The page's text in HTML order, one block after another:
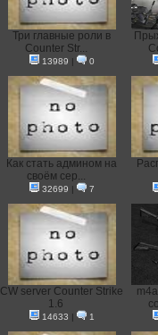
Три главные роли в
Counter Str...
13989 | 0
Как стать админом на
своём сер...
32699 | 7
CW server Counter Strike
1.6
14633 | 1